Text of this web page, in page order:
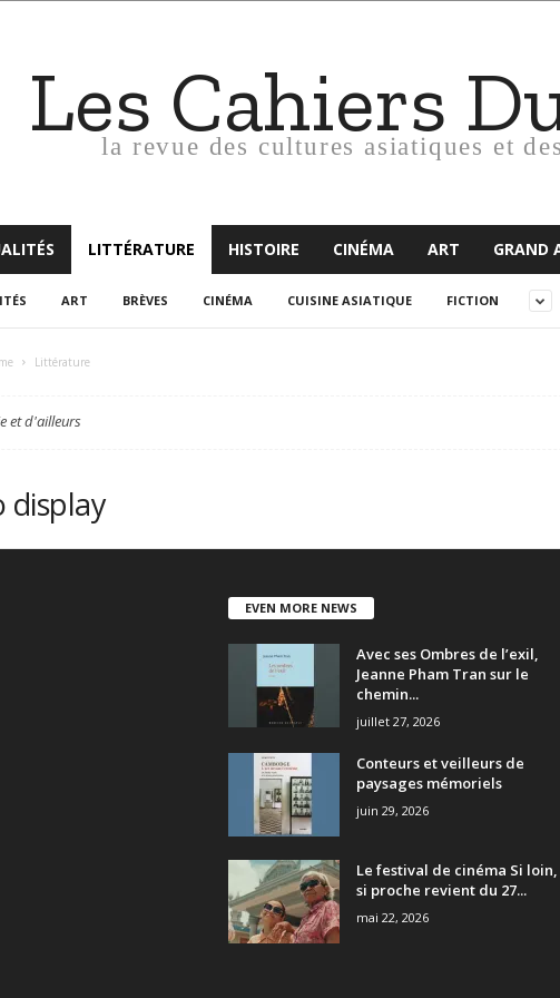
Les Cahiers
la revue des cultures asiatiques et
LITTÉRATURE HISTOIRE CINÉMA ART GRAND
ART BRÈVES CINÉMA CUISINE ASIATIQUE FICTION
Littérature
et d'ailleurs
display
EVEN MORE NEWS
Avec ses Ombres de l’exil,
Jeanne Pham Tran sur le
chemin...
juillet 27, 2026
Conteurs et veilleurs de
paysages mémoriels
juin 29, 2026
Le festival de cinéma Si loin,
si proche revient du 27...
mai 22, 2026